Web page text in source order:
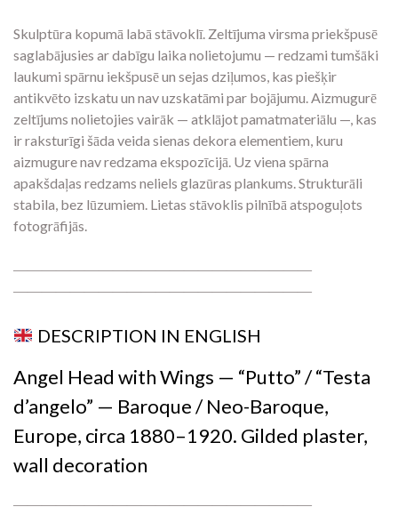
Skulptūra kopumā labā stāvoklī. Zeltījuma virsma priekšpusē
saglabājusies ar dabīgu laika nolietojumu — redzami tumšāki
laukumi spārnu iekšpusē un sejas dziļumos, kas piešķir
antikvēto izskatu un nav uzskatāmi par bojājumu. Aizmugurē
zeltījums nolietojies vairāk — atklājot pamatmateriālu —, kas
ir raksturīgi šāda veida sienas dekora elementiem, kuru
aizmugure nav redzama ekspozīcijā. Uz viena spārna
apakšdaļas redzams neliels glazūras plankums. Strukturāli
stabila, bez lūzumiem. Lietas stāvoklis pilnībā atspoguļots
fotogrāfijās.
―――――――――――――――――――――
―――――――――――――――――――――
DESCRIPTION IN ENGLISH
Angel Head with Wings — “Putto” / “Testa
d’angelo” — Baroque / Neo-Baroque,
Europe, circa 1880–1920. Gilded plaster,
wall decoration
―――――――――――――――――――――